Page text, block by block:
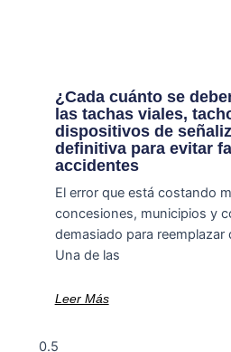
¿Cada cuánto se
las tachas viales,
dispositivos de
definitiva para evitar
accidentes
El error que está costando
concesiones, municipios y
demasiado para reemplazar
Una de las
Leer Más